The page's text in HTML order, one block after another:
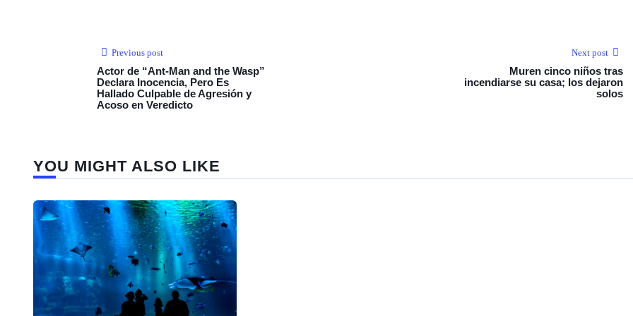
Previous post
Actor de “Ant-Man and the Wasp”
Declara Inocencia, Pero Es
Hallado Culpable de Agresión y
Acoso en Veredicto
Next post
Muren cinco niños tras
incendiarse su casa; los dejaron
solos
YOU MIGHT ALSO LIKE